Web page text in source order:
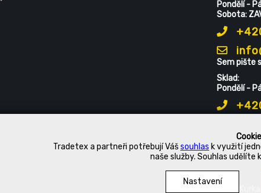
Tradetex a partneři potřebují Vášsouhlas k využití
naše služby. Souhlas udělíte
Nastavení
Pondělí -
Sobota:
Sem pište
Sklad:
Pondělí -